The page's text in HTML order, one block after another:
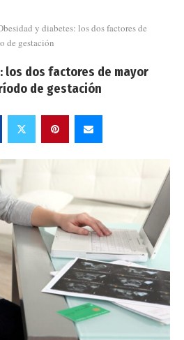
y diabetes: los dos factores de
de gestación
los dos factores de mayor
de gestación